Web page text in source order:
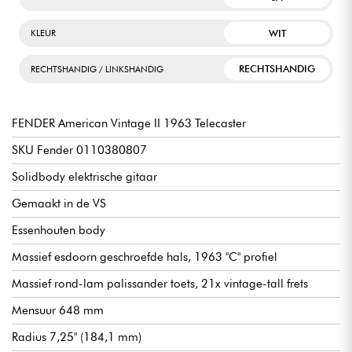
KLEUR WIT
RECHTSHANDIG / LINKSHANDIG RECHTSHANDIG
FENDER American Vintage II 1963 Telecaster
SKU Fender 0110380807
Solidbody elektrische gitaar
Gemaakt in de VS
Essenhouten body
Massief esdoorn geschroefde hals, 1963 "C" profiel
Massief rond-lam palissander toets, 21x vintage-tall frets
Mensuur 648 mm
Radius 7,25" (184,1 mm)